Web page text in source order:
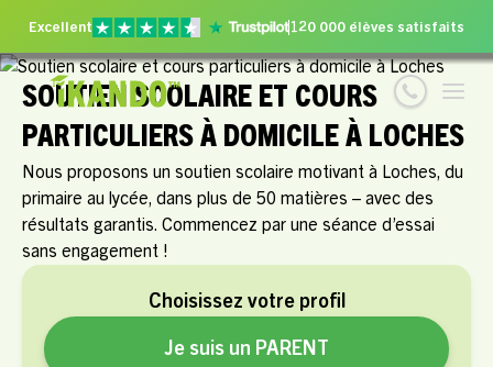
Excellent 120 000 élèves satisfaits
SOUTIEN SCOLAIRE ET COURS
PARTICULIERS À DOMICILE À LOCHES
Nous proposons un soutien scolaire motivant à Loches, du
primaire au lycée, dans plus de 50 matières – avec des
résultats garantis. Commencez par une séance d’essai
sans engagement !
Choisissez votre profil
Je suis un PARENT